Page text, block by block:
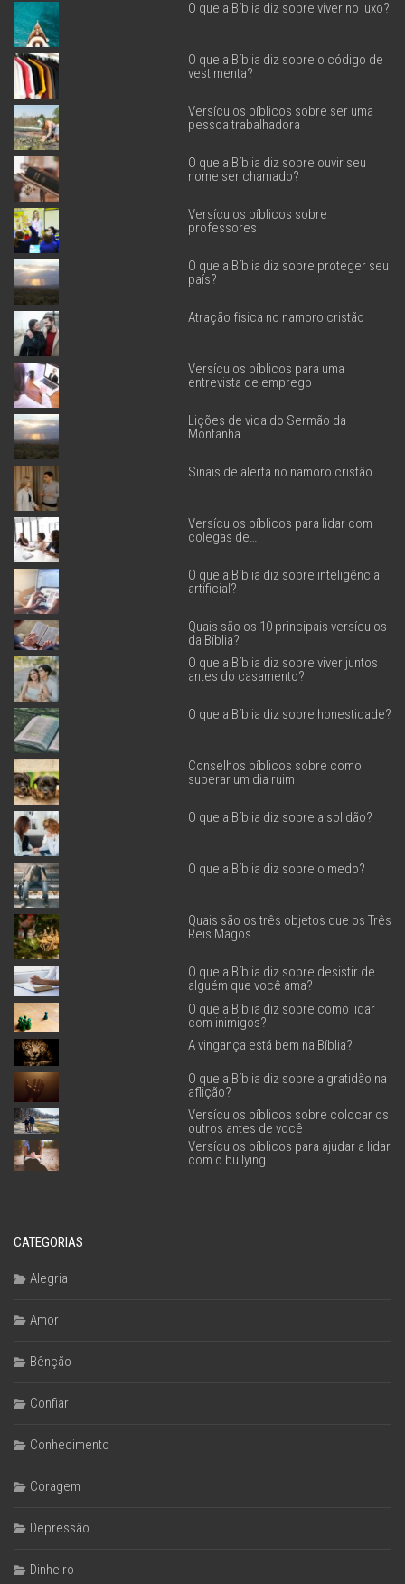
O que a Bíblia diz sobre viver no luxo?
O que a Bíblia diz sobre o código de
vestimenta?
Versículos bíblicos sobre ser uma
pessoa trabalhadora
O que a Bíblia diz sobre ouvir seu
nome ser chamado?
Versículos bíblicos sobre
professores
O que a Bíblia diz sobre proteger seu
país?
Atração física no namoro cristão
Versículos bíblicos para uma
entrevista de emprego
Lições de vida do Sermão da
Montanha
Sinais de alerta no namoro cristão
Versículos bíblicos para lidar com
colegas de…
O que a Bíblia diz sobre inteligência
artificial?
Quais são os 10 principais versículos
da Bíblia?
O que a Bíblia diz sobre viver juntos
antes do casamento?
O que a Bíblia diz sobre honestidade?
Conselhos bíblicos sobre como
superar um dia ruim
O que a Bíblia diz sobre a solidão?
O que a Bíblia diz sobre o medo?
Quais são os três objetos que os Três
Reis Magos…
O que a Bíblia diz sobre desistir de
alguém que você ama?
O que a Bíblia diz sobre como lidar
com inimigos?
A vingança está bem na Bíblia?
O que a Bíblia diz sobre a gratidão na
aflição?
Versículos bíblicos sobre colocar os
outros antes de você
Versículos bíblicos para ajudar a lidar
com o bullying
CATEGORIAS
Alegria
Amor
Bênção
Confiar
Conhecimento
Coragem
Depressão
Dinheiro